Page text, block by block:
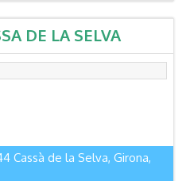
DE LA SELVA
Cassà de la Selva, Girona,